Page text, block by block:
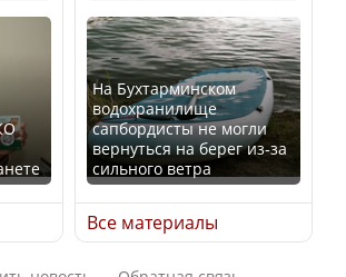
Трамп официально
вступил в должность
президента США
Луну признали объектом
культурного наследия,
находящегося под
угрозой исчезновения
На Бухтарминском
водохранилище
сапбордисты не могли
вернуться на берег из-за
сильного ветра
Все материалы